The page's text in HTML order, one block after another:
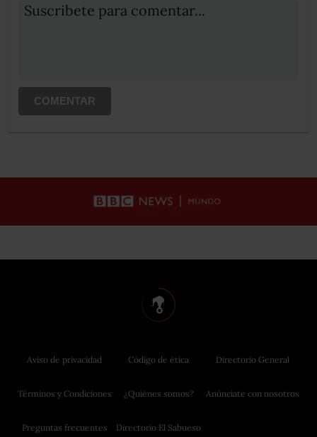
Suscribete para comentar...
COMENTAR
Aviso de privacidad
Términos y Condiciones
Preguntas frecuentes
Código de ética
¿Quiénes somos?
Directorio El Sabueso
Directorio General
Anúnciate con nosotros